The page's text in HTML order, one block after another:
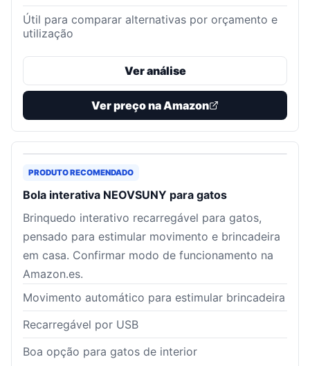
Útil para comparar alternativas por orçamento e
utilização
Ver análise
Ver preço na Amazon
PRODUTO RECOMENDADO
Bola interativa NEOVSUNY para gatos
Brinquedo interativo recarregável para gatos,
pensado para estimular movimento e brincadeira
em casa. Confirmar modo de funcionamento na
Amazon.es.
Movimento automático para estimular brincadeira
Recarregável por USB
Boa opção para gatos de interior